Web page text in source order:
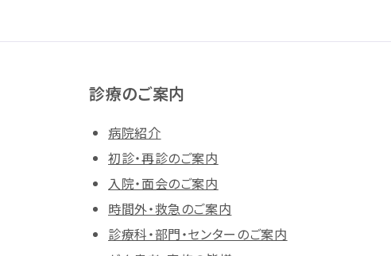
診療のご案内
病院紹介
初診・再診のご案内
入院・面会のご案内
時間外・救急のご案内
診療科・部門・センターのご案内